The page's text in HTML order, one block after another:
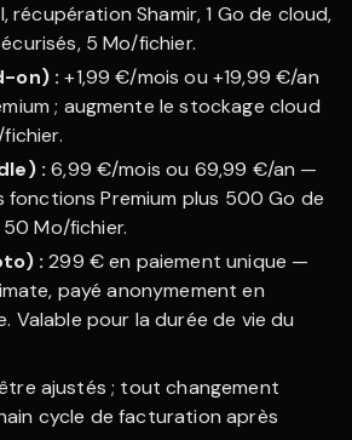
récupération Shamir, 1 Go de cloud,
5 Mo/fichier.
on) : +1,99 €/mois ou +19,99 €/an
; augmente le stockage cloud
: 6,99 €/mois ou 69,99 €/an —
Premium plus 500 Go de
Mo/fichier.
: 299 € en paiement unique —
payé anonymement en
Valable pour la durée de vie du
ajustés ; tout changement
cycle de facturation après